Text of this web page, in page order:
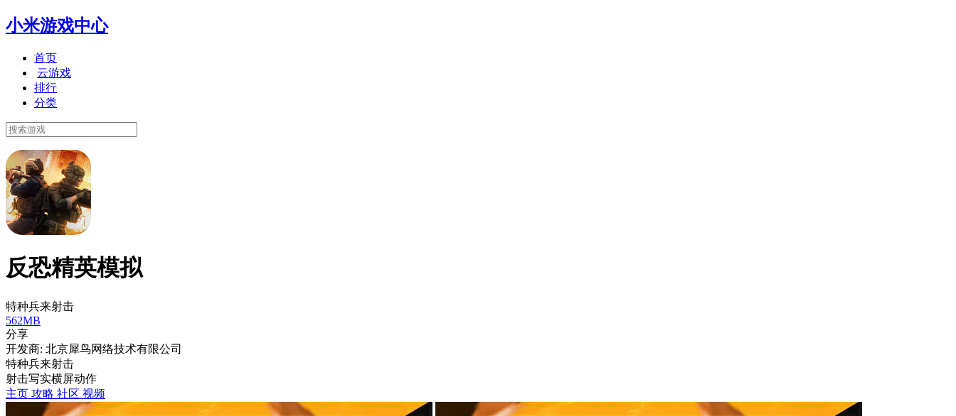
小米游戏中心
首页
云游戏
排行
分类
反恐精英模拟
特种兵来射击
562MB
分享
开发商: 北京犀鸟网络技术有限公司
特种兵来射击
射击写实横屏动作
主页 攻略 社区 视频